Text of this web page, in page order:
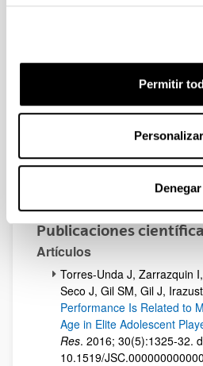
Permitir
Personalizar
Denegar
situación de las habilidades
l@s estudiantes de
Enfermería de la UPV/EHU.
UPV/ EHU – SAE – HELAZ.
“Genómica y Salud humana
PPGA19/13. UPV/EHU. 2019
Publicaciones
Artículos
Torres-Unda J, Zarrazquin
Seco J, Gil SM, Gil J,
Performance Is Related to
Age in Elite Adolescent
Res. 2016; 30(5):1325-32.
10.1519/